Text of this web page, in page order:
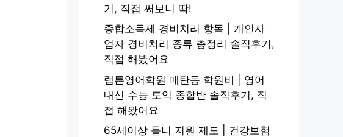
기, 직접 써보니 딱!
종합소득세 경비처리 항목 | 개인사
업자 경비처리 종류 총정리 솔직후기,
직접 해봤어요
램튼영어학원 매탄동 학원비 | 영어
내신 수능 토익 종합반 솔직후기, 직
접 해봤어요
65세이상 틀니 지원 제도 | 건강보험